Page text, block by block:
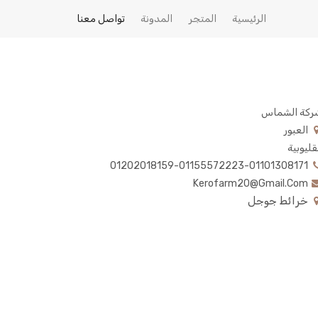
الرئيسية المتجر المدونة تواصل معنا
الشماس
العبور
01202018159-01155572223-01101308171
Kerofarm20@gmail.com
خرائط جوجل